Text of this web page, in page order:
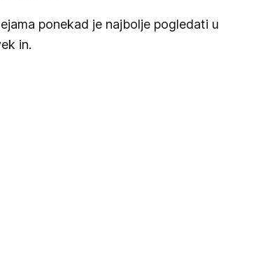
ponekad je najbolje pogledati u
in.